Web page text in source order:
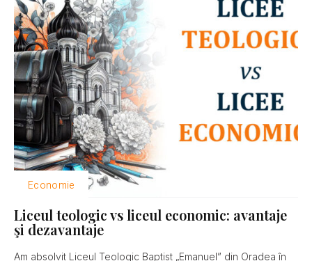
Economie
Liceul teologic vs liceul economic: avantaje
şi dezavantaje
Am absolvit Liceul Teologic Baptist „Emanuel” din Oradea în